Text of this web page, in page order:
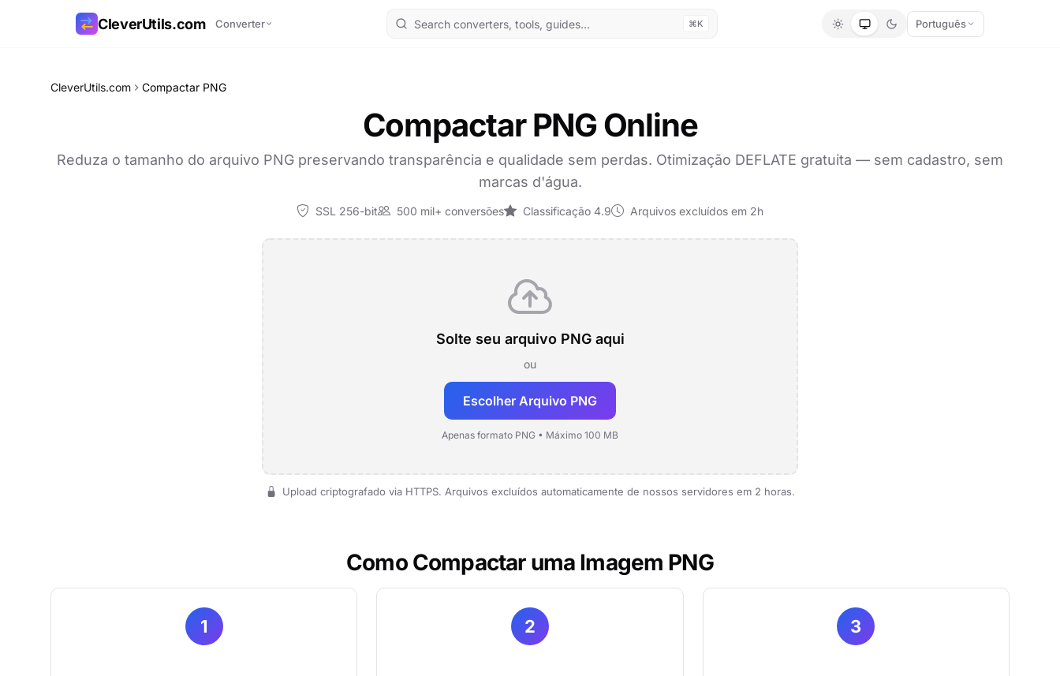
CleverUtils.com Converter ⌘K Português
CleverUtils.com Compactar PNG
Compactar PNG Online
Reduza o tamanho do arquivo PNG preservando transparência e qualidade sem perdas. Otimização DEFLATE gratuita — sem cadastro, sem
marcas d'água.
SSL 256-bit 500 mil+ conversões Classificação 4.9 Arquivos excluídos em 2h
Solte seu arquivo PNG aqui
ou
Escolher Arquivo PNG
Apenas formato PNG • Máximo 100 MB
Upload criptografado via HTTPS. Arquivos excluídos automaticamente de nossos servidores em 2 horas.
Como Compactar uma Imagem PNG
1 2 3